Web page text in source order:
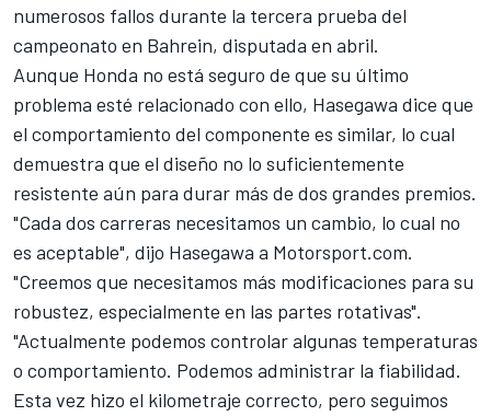
numerosos fallos durante la tercera prueba del
campeonato en Bahrein, disputada en abril.
Aunque Honda no está seguro de que su último
problema esté relacionado con ello, Hasegawa dice que
el comportamiento del componente es similar, lo cual
demuestra que el diseño no lo suficientemente
resistente aún para durar más de dos grandes premios.
"Cada dos carreras necesitamos un cambio, lo cual no
es aceptable", dijo Hasegawa a Motorsport.com.
"Creemos que necesitamos más modificaciones para su
robustez, especialmente en las partes rotativas".
"Actualmente podemos controlar algunas temperaturas
o comportamiento. Podemos administrar la fiabilidad.
Esta vez hizo el kilometraje correcto, pero seguimos